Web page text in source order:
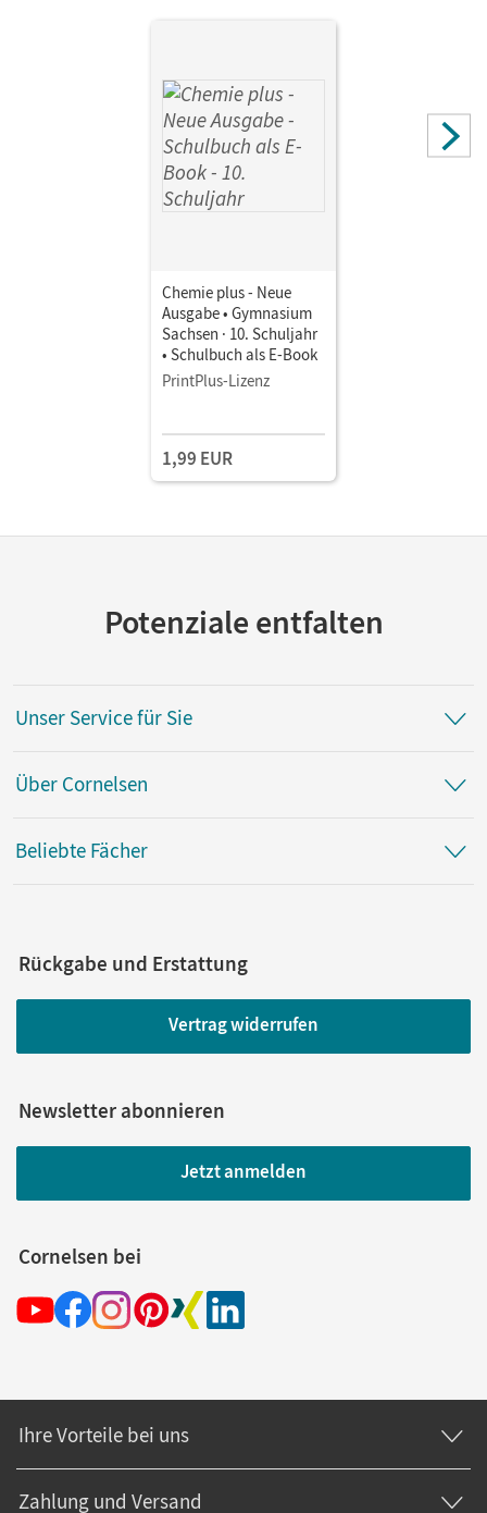
Chemie plus - Neue
Ausgabe • Gymnasium
Sachsen · 10. Schuljahr
• Schulbuch als E-Book
PrintPlus-Lizenz
1,99 EUR
Potenziale entfalten
Unser Service für Sie
Über Cornelsen
Beliebte Fächer
Rückgabe und Erstattung
Vertrag widerrufen
Newsletter abonnieren
Jetzt anmelden
Cornelsen bei
Ihre Vorteile bei uns
Zahlung und Versand